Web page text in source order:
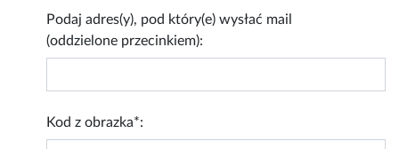
Podaj adres(y), pod który(e) wysłać mail
(oddzielone przecinkiem):
Kod z obrazka*: